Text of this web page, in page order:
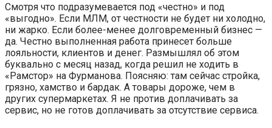
Смотря что подразумевается под «честно» и под
«выгодно». Если МЛМ, от честности не будет ни холодно,
ни жарко. Если более-менее долговременный бизнес —
да. Честно выполненная работа принесет больше
лояльности, клиентов и денег. Размышлял об этом
буквально с месяц назад, когда решил не ходить в
«Рамстор» на Фурманова. Поясняю: там сейчас стройка,
грязно, хамство и бардак. А товары дороже, чем в
других супермаркетах. Я не против доплачивать за
сервис, но не готов доплачивать за отсутствие сервиса.